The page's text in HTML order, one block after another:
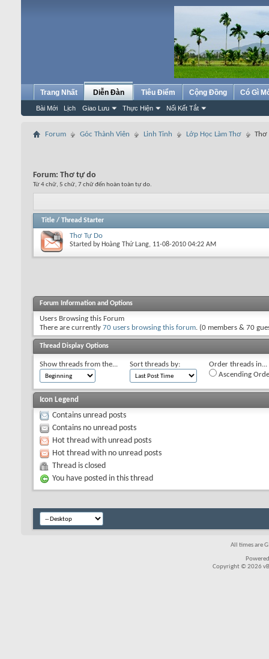
Trang Nhất Diễn Đàn
Bài Mới Lịch Giao Lưu Thực Hiện Nối Kết Tắt
Tiêu Điểm Cộng Đồng Có Gì
Forum Góc Thành Viên Linh Tinh Lớp Học Làm Thơ Thơ
Forum: Thơ tự do
Từ 4 chữ, 5 chữ, 7 chữ đến hoàn toàn tự do.
Title / Thread Starter
Thơ Tự Do
Started by Hoàng Thứ Lang, 11-08-2010 04:22 AM
Forum Information and Options
Users Browsing this Forum
There are currently 70 users browsing this forum. (0 members & 70
Thread Display Options
Show threads from the... Sort threads by:
Order threads in...
Ascending
Icon Legend
Contains unread posts
Contains no unread posts
Hot thread with unread posts
Hot thread with no unread posts
Thread is closed
You have posted in this thread
All times are
Copyright © 2026